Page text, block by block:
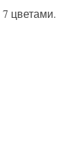
цветами.